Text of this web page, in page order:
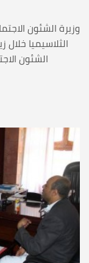
وزيرة الشئون
الثلاسيميا خلال
الشئون